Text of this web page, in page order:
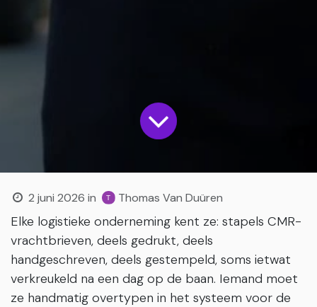
2 juni 2026 in Thomas Van Duüren
Elke logistieke onderneming kent ze: stapels CMR-
vrachtbrieven, deels gedrukt, deels
handgeschreven, deels gestempeld, soms ietwat
verkreukeld na een dag op de baan. Iemand moet
ze handmatig overtypen in het systeem voor de